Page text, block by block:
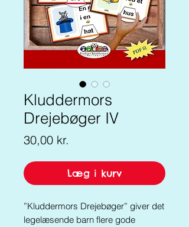
Kluddermors
Drejebøger IV
30,00 kr.
Læg i kurv
”Kluddermors Drejebøger” giver det
legelæsende barn flere gode